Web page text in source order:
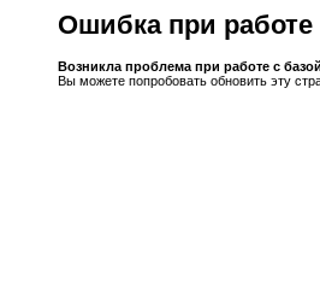
Ошибка при
Возникла проблема при работе с
Вы можете попробовать обновить эту